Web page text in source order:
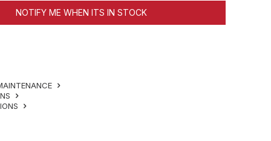
NOTIFY ME WHEN ITS IN STOCK